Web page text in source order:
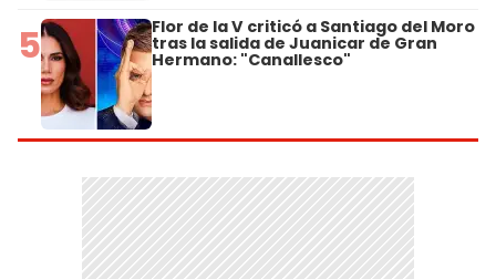
5 Flor de la V criticó a Santiago del Moro
tras la salida de Juanicar de Gran
Hermano: "Canallesco"